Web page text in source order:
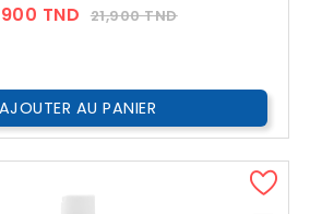
TND Prix
21,900 TNDPrix
AJOUTER AU PANIER